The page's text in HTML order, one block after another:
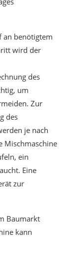
an benötigtem
wird der
des
um
Zur
des
je nach
Mischmaschine
ein
Eine
zur
Baumarkt
kann